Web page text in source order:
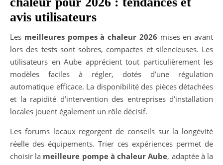
avis utilisateurs
Les meilleures pompes à chaleur 2026 mises en avant
lors des tests sont sobres, compactes et silencieuses. Les
utilisateurs en Aube apprécient tout particulièrement les
modèles faciles à régler, dotés d’une régulation
automatique efficace. La disponibilité des pièces détachées
et la rapidité d’intervention des entreprises d’installation
locales jouent également un rôle décisif.
Les forums locaux regorgent de conseils sur la longévité
réelle des équipements. Trier ces expériences permet de
choisir la meilleure pompe à chaleur Aube, adaptée à la